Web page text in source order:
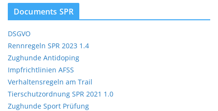
Documents SPR
DSGVO
Rennregeln SPR 2023 1.4
Zughunde Antidoping
Impfrichtlinien AFSS
Verhaltensregeln am Trail
Tierschutzordnung SPR 2021 1.0
Zughunde Sport Prüfung